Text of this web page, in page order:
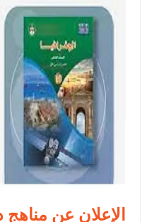
النواب
القاضي يلتقي رؤساء تحرير
على
دعوة المكلفين بخدمة العلم
الإعلان عن